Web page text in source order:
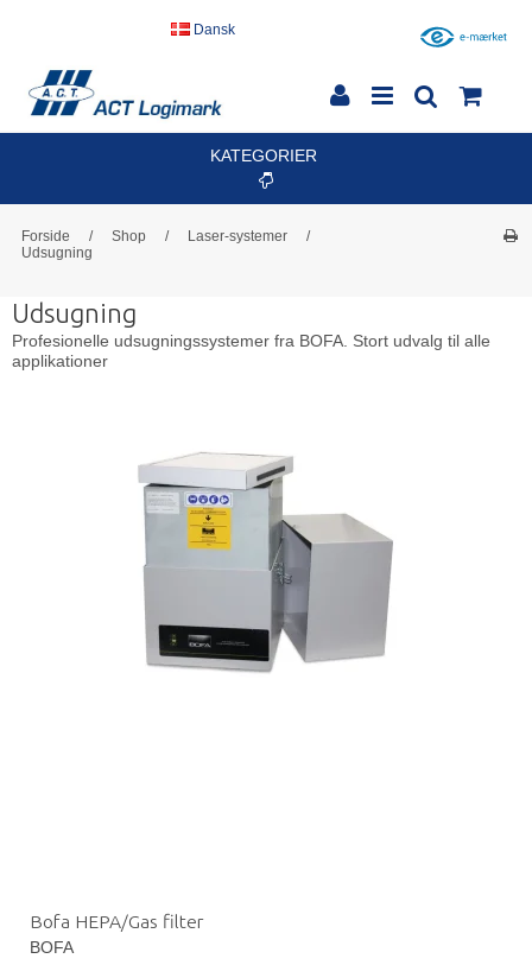
Dansk
KATEGORIER
Forside / Shop / Laser-systemer
/
Udsugning
Udsugning
Profesionelle udsugningssystemer fra BOFA. Stort udvalg til alle
applikationer
Bofa HEPA/Gas filter
BOFA